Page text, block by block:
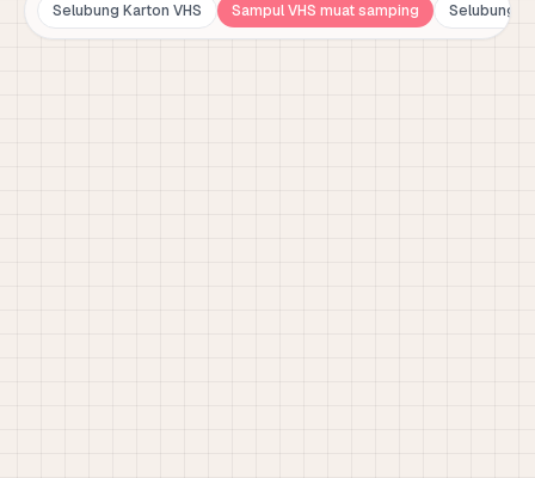
Selubung Karton VHS Sampul VHS muat samping Selubung